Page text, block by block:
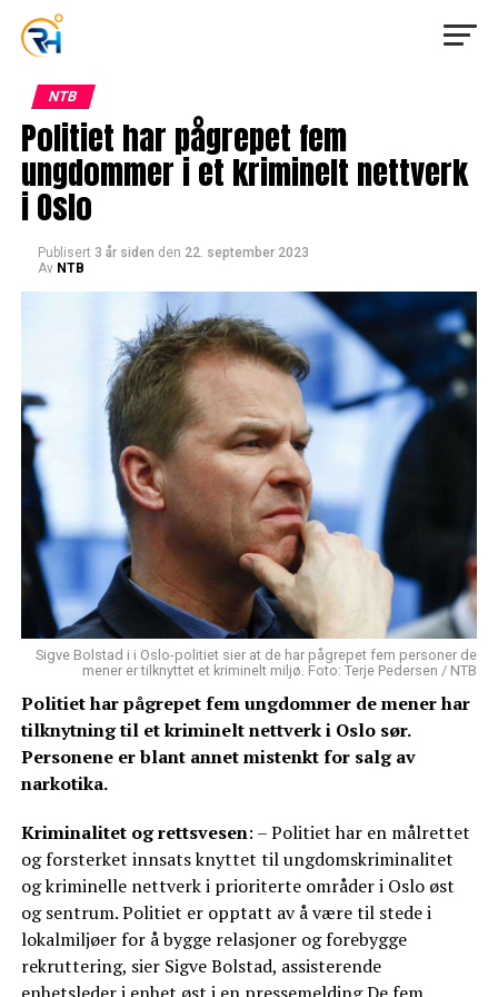
NTB
Politiet har pågrepet fem
ungdommer i et kriminelt nettverk
i Oslo
Publisert 3 år siden den 22. september 2023
Av NTB
Sigve Bolstad i i Oslo-politiet sier at de har pågrepet fem personer de
mener er tilknyttet et kriminelt miljø. Foto: Terje Pedersen / NTB
Politiet har pågrepet fem ungdommer de mener har
tilknytning til et kriminelt nettverk i Oslo sør.
Personene er blant annet mistenkt for salg av
narkotika.
Kriminalitet og rettsvesen: – Politiet har en målrettet
og forsterket innsats knyttet til ungdomskriminalitet
og kriminelle nettverk i prioriterte områder i Oslo øst
og sentrum. Politiet er opptatt av å være til stede i
lokalmiljøer for å bygge relasjoner og forebygge
rekruttering, sier Sigve Bolstad, assisterende